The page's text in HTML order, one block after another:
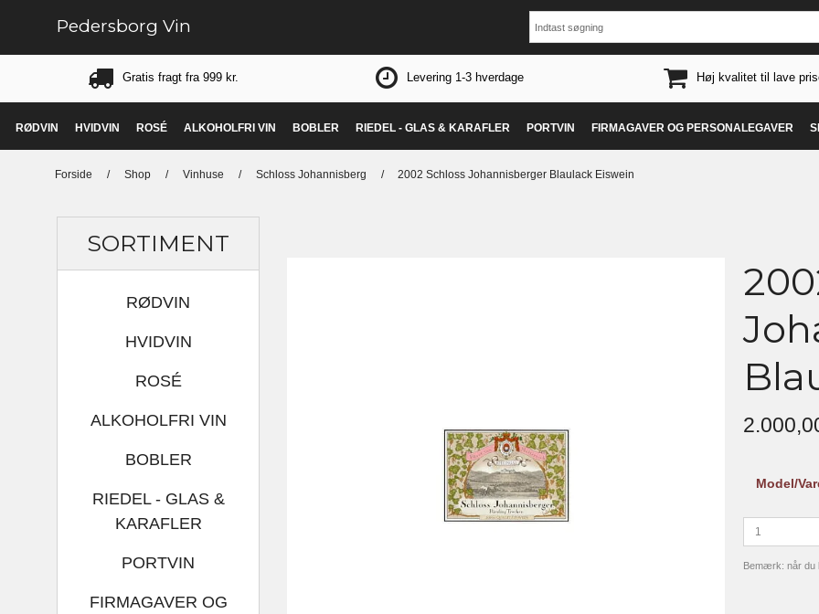
Pedersborg Vin
Gratis fragt fra 999 kr. Levering 1-3 hverdage Høj kvalitet til lave
RØDVIN HVIDVIN ROSÉ ALKOHOLFRI VIN BOBLER RIEDEL - GLAS & KARAFLER PORTVIN FIRMAGAVER OG PERSONALEGAVER
Forside / Shop / Vinhuse / Schloss Johannisberg / 2002 Schloss Johannisberger Blaulack Eiswein
SORTIMENT
RØDVIN
HVIDVIN
ROSÉ
ALKOHOLFRI VIN
BOBLER
RIEDEL - GLAS &
KARAFLER
PORTVIN
FIRMAGAVER OG
Model/
Bemærk: når du